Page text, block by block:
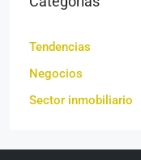
Tendencias
Negocios
Sector inmobiliario